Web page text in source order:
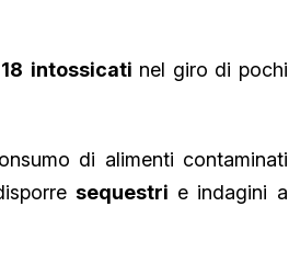
18 intossicati nel giro di pochi
di alimenti contaminati
sequestri e indagini a